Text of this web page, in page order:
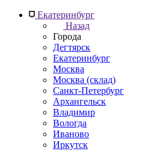
Екатеринбург
Назад
Города
Дегтярск
Екатеринбург
Москва
Москва (склад)
Санкт-Петербург
Архангельск
Владимир
Вологда
Иваново
Иркутск